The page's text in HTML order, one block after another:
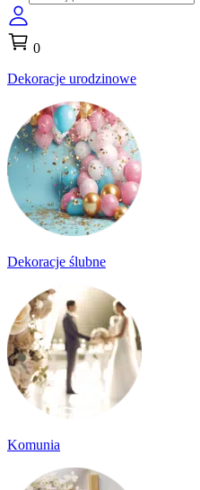
0
Dekoracje urodzinowe
Dekoracje ślubne
Komunia